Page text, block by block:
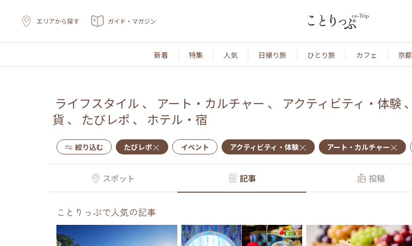
エリアから探す ガイド・マガジン
新着 特集 人気 日帰り旅 ひとり旅 カフェ 京都
ライフスタイル 、 アート・カルチャー 、 アクティビティ・体験 、
貨 、 たびレポ 、 ホテル・宿
絞り込む たびレポ イベント アクティビティ・体験 アート・カルチャー
スポット 記事 投稿
ことりっぷで人気の記事